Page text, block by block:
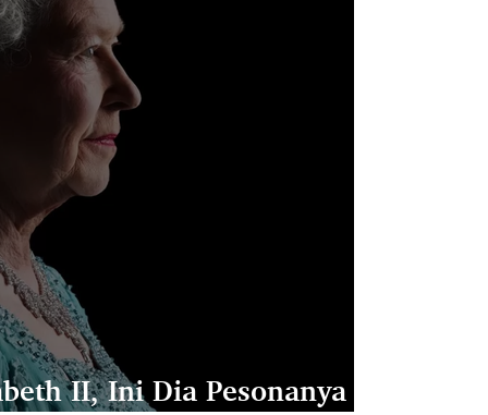
II, Ini Dia Pesonanya